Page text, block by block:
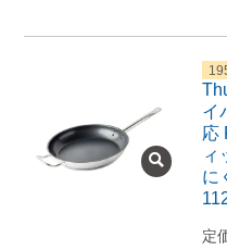
イ
応
ィ
に
定